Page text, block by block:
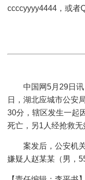
ccccyyyy4444，或者
中国网5月29日
日，湖北应城市公安
30分，辖区发生一起
死亡，另1人经抢救无
案发后，公安机
嫌疑人赵某某（男，